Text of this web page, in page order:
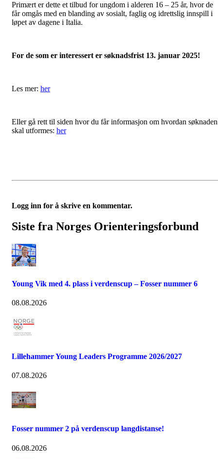
Primært er dette et tilbud for ungdom i alderen 16 – 25 år, hvor de
får omgås med en blanding av sosialt, faglig og idrettslig innspill i
løpet av dagene i Italia.
For de som er interessert er søknadsfrist 13. januar 2025!
Les mer: her
Eller gå rett til siden hvor du får informasjon om hvordan søknaden
skal utformes: her
Logg inn for å skrive en kommentar.
Siste fra Norges Orienteringsforbund
Young Vik med 4. plass i verdenscup – Fosser nummer 6
08.08.2026
Lillehammer Young Leaders Programme 2026/2027
07.08.2026
Fosser nummer 2 på verdenscup langdistanse!
06.08.2026